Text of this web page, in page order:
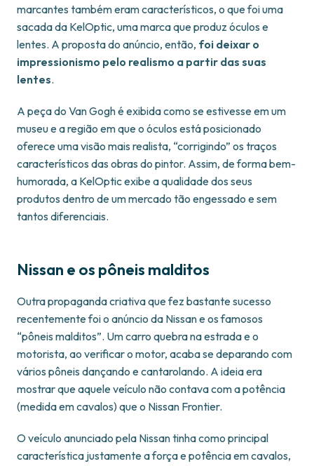
marcantes também eram característicos, o que foi uma
sacada da KelOptic, uma marca que produz óculos e
lentes. A proposta do anúncio, então, foi deixar o
impressionismo pelo realismo a partir das suas
lentes.
A peça do Van Gogh é exibida como se estivesse em um
museu e a região em que o óculos está posicionado
oferece uma visão mais realista, “corrigindo” os traços
característicos das obras do pintor. Assim, de forma bem-
humorada, a KelOptic exibe a qualidade dos seus
produtos dentro de um mercado tão engessado e sem
tantos diferenciais.
Nissan e os pôneis malditos
Outra propaganda criativa que fez bastante sucesso
recentemente foi o anúncio da Nissan e os famosos
“pôneis malditos”. Um carro quebra na estrada e o
motorista, ao verificar o motor, acaba se deparando com
vários pôneis dançando e cantarolando. A ideia era
mostrar que aquele veículo não contava com a potência
(medida em cavalos) que o Nissan Frontier.
O veículo anunciado pela Nissan tinha como principal
característica justamente a força e potência em cavalos,